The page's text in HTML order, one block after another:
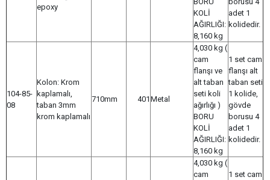
epoxy
KOLİ
AĞIRLIĞI:
8,160 kg
adet 1
kolidedir.
104-85-
08
Kolon: Krom
kaplamalı,
taban 3mm
krom kaplamalı
710mm 401 Metal
4,030 kg (
cam
flanşı ve
alt taban
seti koli
ağırlığı )
BORU
KOLİ
AĞIRLIĞI:
8,160 kg
1 set cam
flanşı alt
taban seti
1 kolide,
gövde
borusu 4
adet 1
kolidedir.
4,030 kg (
cam
1 set cam